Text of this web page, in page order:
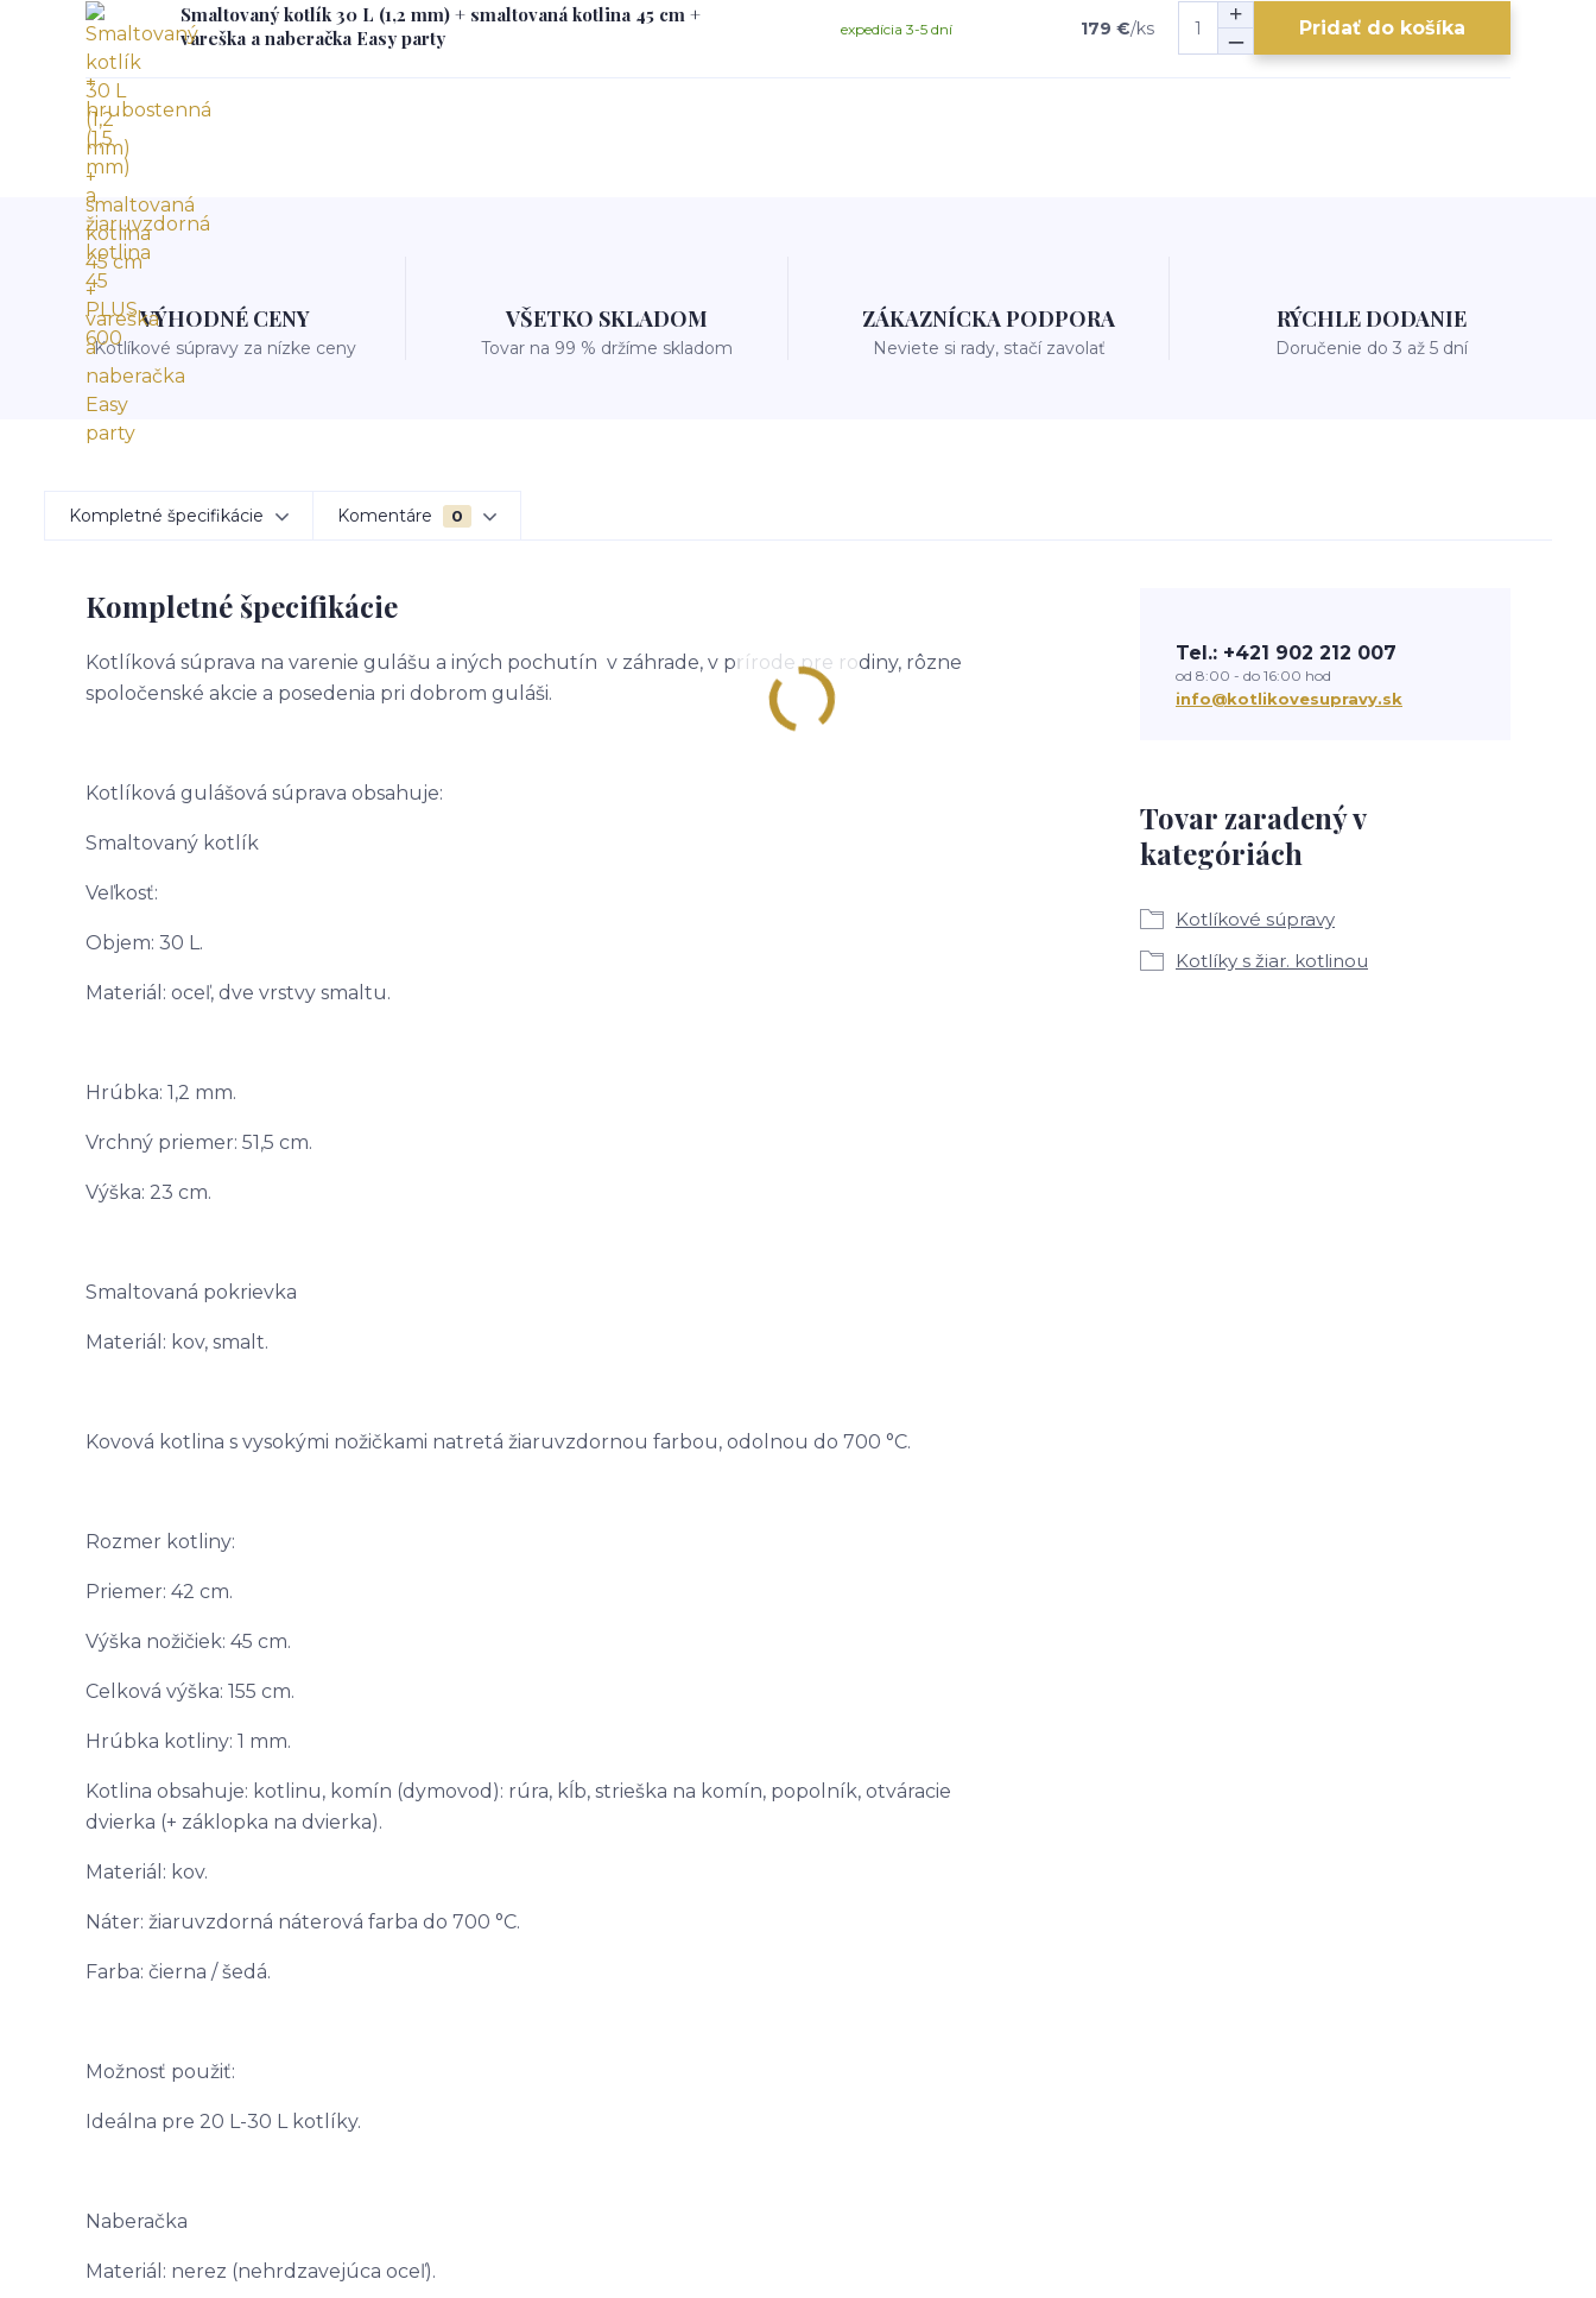
Smaltovaný kotlík 30 L (1,2 mm) + smaltovaná kotlina 45 cm +
vareška a naberačka Easy party
179 €/ks
expedícia 3-5 dní Pridať do košíka
VÝHODNÉ CENY
Kotlíkové súpravy za nízke ceny
VŠETKO SKLADOM
Tovar na 99 % držíme skladom
ZÁKAZNÍCKA PODPORA
Neviete si rady, stačí zavolať
RÝCHLE DODANIE
Doručenie do 3 až 5 dní
Kompletné špecifikácie Komentáre 0
Kompletné špecifikácie
Kotlíková súprava na varenie gulášu a iných pochutín v záhrade, v prírode pre rodiny, rôzne
spoločenské akcie a posedenia pri dobrom guláši.
Kotlíková gulášová súprava obsahuje:
Smaltovaný kotlík
Veľkosť:
Objem: 30 L.
Materiál: oceľ, dve vrstvy smaltu.
Hrúbka: 1,2 mm.
Vrchný priemer: 51,5 cm.
Výška: 23 cm.
Smaltovaná pokrievka
Materiál: kov, smalt.
Kovová kotlina s vysokými nožičkami natretá žiaruvzdornou farbou, odolnou do 700 °C.
Rozmer kotliny:
Priemer: 42 cm.
Výška nožičiek: 45 cm.
Celková výška: 155 cm.
Hrúbka kotliny: 1 mm.
Kotlina obsahuje: kotlinu, komín (dymovod): rúra, kĺb, strieška na komín, popolník, otváracie
dvierka (+ záklopka na dvierka).
Materiál: kov.
Náter: žiaruvzdorná náterová farba do 700 °C.
Farba: čierna / šedá.
Možnosť použiť:
Ideálna pre 20 L-30 L kotlíky.
Naberačka
Materiál: nerez (nehrdzavejúca oceľ).
Tovar zaradený v
kategóriách
Kotlíkové súpravy
Kotlíky s žiar. kotlinou
Tel.: +421 902 212 007
od 8:00 - do 16:00 hod
info@kotlikovesupravy.sk